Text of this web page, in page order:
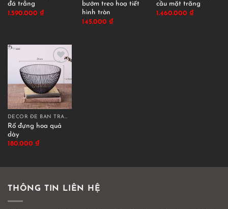
đá trắng
1.590.000 ₫
bướm treo hoạ tiết
hình tròn
145.000 ₫
cầu mặt trăng
1.460.000 ₫
DECOR ĐỂ BÀN TRANG TRÍ
Rổ đựng hoa quả
dày
180.000 ₫
THÔNG TIN LIÊN HỆ